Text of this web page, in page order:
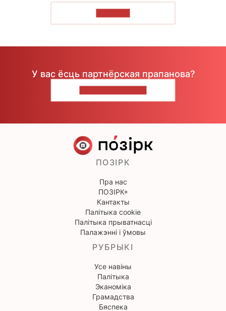
У вас ёсць партнёрская прапанова?
ПОЗІРК
Пра нас
ПОЗІРК+
Кантакты
Палітыка cookie
Палітыка прыватнасці
Палажэнні і ўмовы
РУБРЫКІ
Усе навіны
Палітыка
Эканоміка
Грамадства
Бяспека